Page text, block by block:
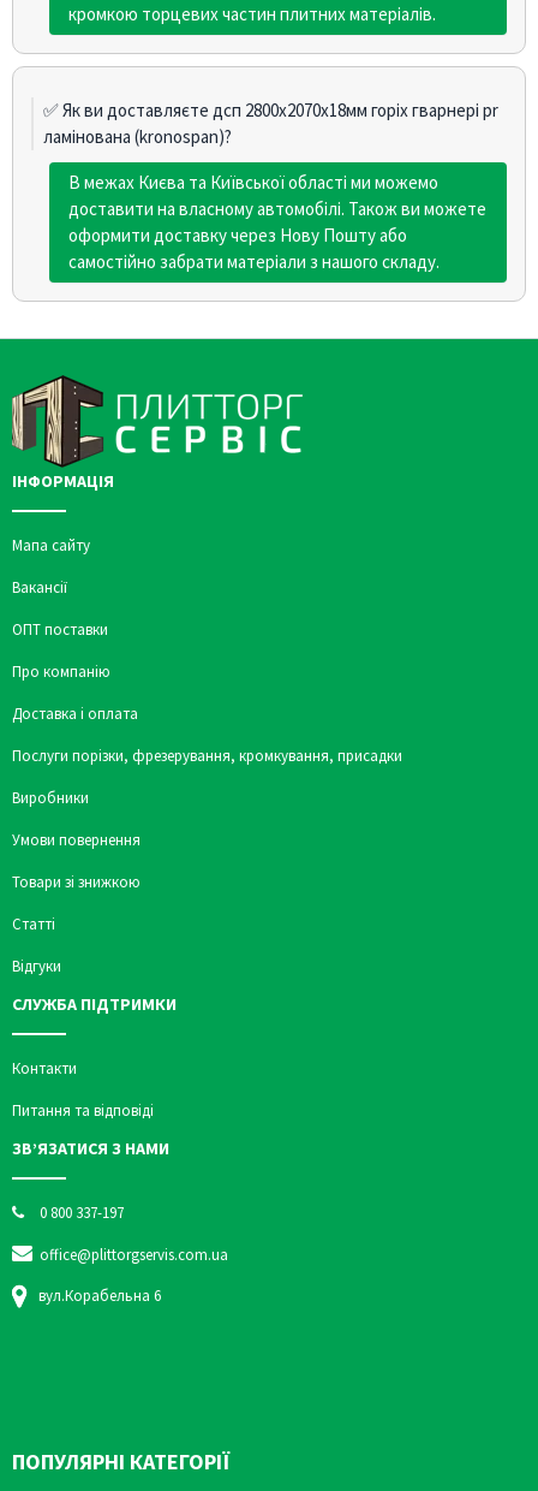
кромкою торцевих частин плитних матеріалів.
✅ Як ви доставляєте дсп 2800х2070х18мм горіх гварнері pr
ламінована (kronospan)?
В межах Києва та Київської області ми можемо
доставити на власному автомобілі. Також ви можете
оформити доставку через Нову Пошту або
самостійно забрати матеріали з нашого складу.
ІНФОРМАЦІЯ
Мапа сайту
Вакансії
ОПТ поставки
Про компанію
Доставка і оплата
Послуги порізки, фрезерування, кромкування, присадки
Виробники
Умови повернення
Товари зі знижкою
Статті
Відгуки
СЛУЖБА ПІДТРИМКИ
Контакти
Питання та відповіді
ЗВ’ЯЗАТИСЯ З НАМИ
0 800 337-197
office@plittorgservis.com.ua
вул.Корабельна 6
ПОПУЛЯРНІ КАТЕГОРІЇ